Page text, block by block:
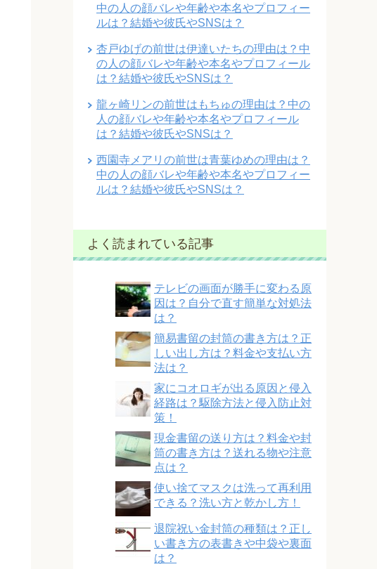
中の人の顔バレや年齢や本名やプロフィー
ルは？結婚や彼氏やSNSは？
杏戸ゆげの前世は伊達いたちの理由は？中
の人の顔バレや年齢や本名やプロフィール
は？結婚や彼氏やSNSは？
龍ヶ崎リンの前世はもちゅの理由は？中の
人の顔バレや年齢や本名やプロフィール
は？結婚や彼氏やSNSは？
西園寺メアリの前世は青葉ゆめの理由は？
中の人の顔バレや年齢や本名やプロフィー
ルは？結婚や彼氏やSNSは？
よく読まれている記事
テレビの画面が勝手に変わる原
因は？自分で直す簡単な対処法
は？
簡易書留の封筒の書き方は？正
しい出し方は？料金や支払い方
法は？
家にコオロギが出る原因と侵入
経路は？駆除方法と侵入防止対
策！
現金書留の送り方は？料金や封
筒の書き方は？送れる物や注意
点は？
使い捨てマスクは洗って再利用
できる？洗い方と乾かし方！
退院祝い金封筒の種類は？正し
い書き方の表書きや中袋や裏面
は？